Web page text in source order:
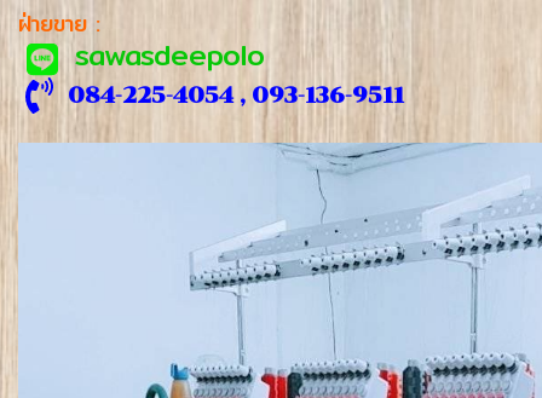
ฝ่ายขาย :
sawasdeepolo
084-225-4054 , 093-136-9511